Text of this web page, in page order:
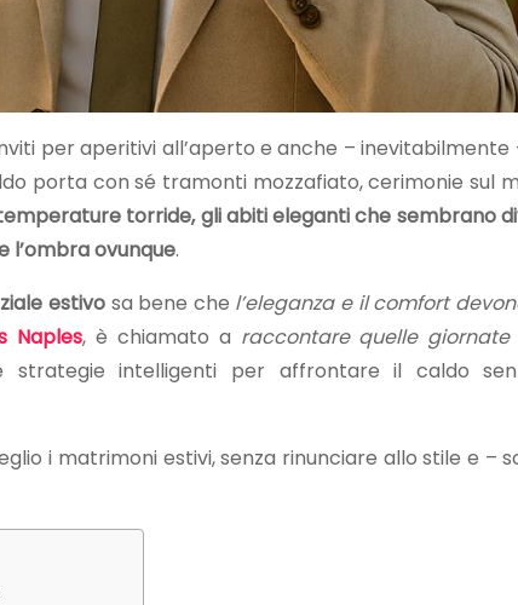
per aperitivi all’aperto e anche – inevitabilmente
porta con sé tramonti mozzafiato, cerimonie sul
torride, gli abiti eleganti che sembrano
ovunque.
estivo sa bene che l’eleganza e il comfort
Naples, è chiamato a raccontare quelle giornate
intelligenti per affrontare il caldo
i matrimoni estivi, senza rinunciare allo stile e –